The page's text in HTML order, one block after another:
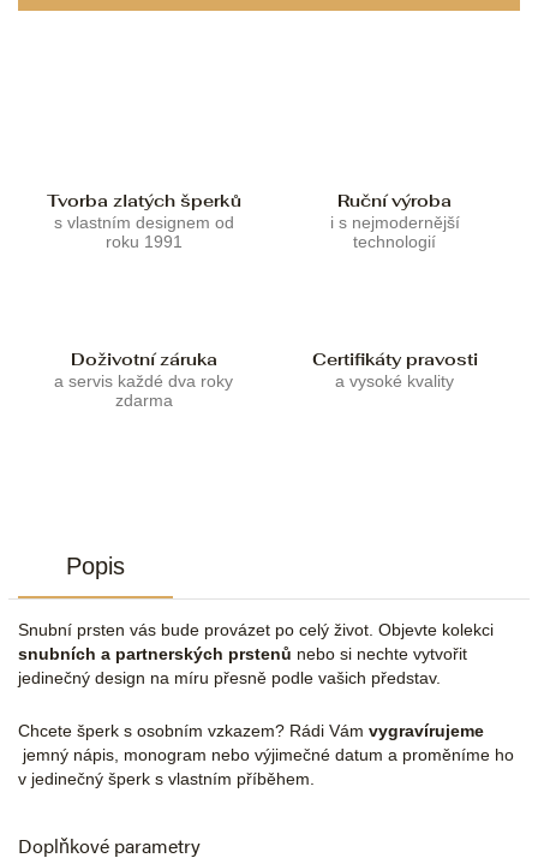
Tvorba zlatých šperků
s vlastním designem od
roku 1991
Ruční výroba
i s nejmodernější
technologií
Doživotní záruka
a servis každé dva roky
zdarma
Certifikáty pravosti
a vysoké kvality
Popis
Snubní prsten vás bude provázet po celý život. Objevte kolekci
snubních a partnerských prstenů nebo si nechte vytvořit
jedinečný design na míru přesně podle vašich představ.
Chcete šperk s osobním vzkazem? Rádi Vám vygravírujeme
jemný nápis, monogram nebo výjimečné datum a proměníme ho
v jedinečný šperk s vlastním příběhem.
Doplňkové parametry